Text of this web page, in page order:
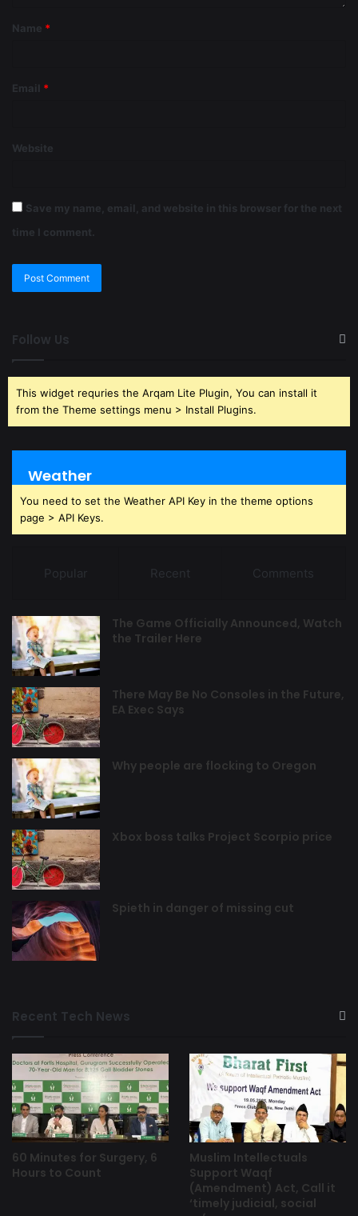
Name *
Email *
Website
Save my name, email, and website in this browser for the next
time I comment.
Follow Us
This widget requries the Arqam Lite Plugin, You can install it
from the Theme settings menu > Install Plugins.
Weather
You need to set the Weather API Key in the theme options
page > API Keys.
Popular Recent Comments
The Game Officially Announced, Watch
the Trailer Here
There May Be No Consoles in the Future,
EA Exec Says
Why people are flocking to Oregon
Xbox boss talks Project Scorpio price
Spieth in danger of missing cut
Recent Tech News
60 Minutes for Surgery, 6
Hours to Count
Muslim Intellectuals
Support Waqf
(Amendment) Act, Call it
‘timely judicial, social